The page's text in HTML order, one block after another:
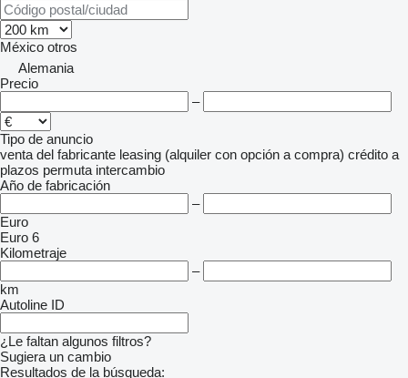
México otros
Alemania
Precio
–
Tipo de anuncio
venta del fabricante leasing (alquiler con opción a compra) crédito a
plazos permuta intercambio
Año de fabricación
–
Euro
Euro 6
Kilometraje
–
km
Autoline ID
¿Le faltan algunos filtros?
Sugiera un cambio
Resultados de la búsqueda: